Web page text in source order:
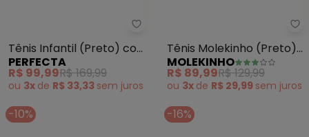
Perfecta - Tênis Infantil (Preto)
Tênis Infantil (Preto) com
Luzinha
PERFECTA
R$ 99,99R$ 169,99
ou 3x de R$ 33,33 sem juros
Tênis Molekinho (Preto)
em Sintético
MOLEKINHO
R$ 89,99R$ 129,99
ou 3x de R$ 29,99 sem juros
-10% -16%